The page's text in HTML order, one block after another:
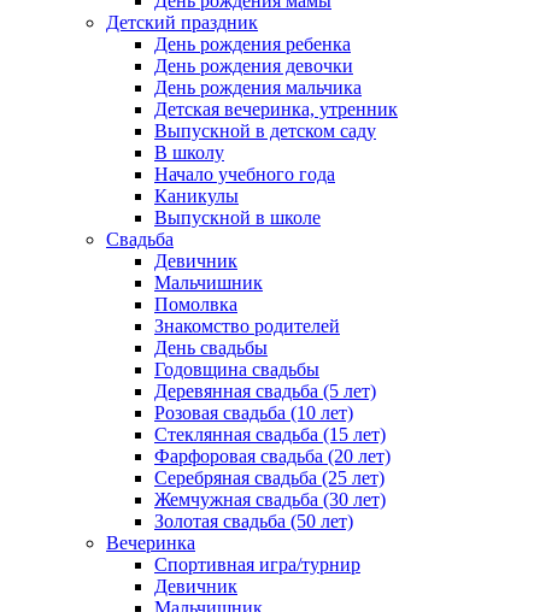
Детский праздник
День рождения ребенка
День рождения девочки
День рождения мальчика
Детская вечеринка, утренник
Выпускной в детском саду
В школу
Начало учебного года
Каникулы
Выпускной в школе
Свадьба
Девичник
Мальчишник
Помолвка
Знакомство родителей
День свадьбы
Годовщина свадьбы
Деревянная свадьба (5 лет)
Розовая свадьба (10 лет)
Стеклянная свадьба (15 лет)
Фарфоровая свадьба (20 лет)
Серебряная свадьба (25 лет)
Жемчужная свадьба (30 лет)
Золотая свадьба (50 лет)
Вечеринка
Спортивная игра/турнир
Девичник
Мальчишник